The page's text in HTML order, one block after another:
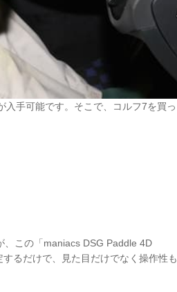
入手可能です。そこで、コルフ7を買っ
、この「maniacs DSG Paddle 4D
るだけで、見た目だけでなく操作性も